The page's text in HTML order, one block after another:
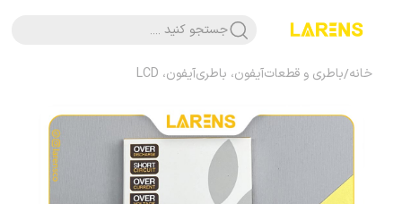
جستجو کنید ....
خانه/باطری و قطعاتآیفون، باطریآیفون، LCD